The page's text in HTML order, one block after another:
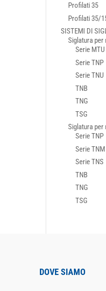
Profilati 35
Profilati 35/
SISTEMI DI
Siglatura
Serie MTU
Serie TNP
Serie TNU
TNB
TNG
TSG
Siglatura
Serie TNP
Serie TNM
Serie TNS
TNB
TNG
TSG
DOVE SIAMO